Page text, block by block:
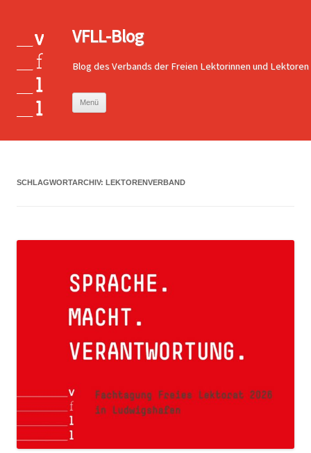
VFLL-Blog
Blog des Verbands der Freien Lektorinnen und Lektoren
Menü
SCHLAGWORTARCHIV: LEKTORENVERBAND